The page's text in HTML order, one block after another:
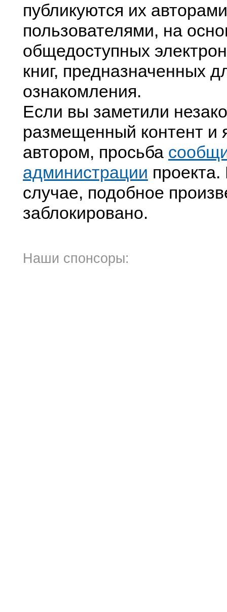
публикуются их
пользователями, на
общедоступных
книг, предназначенных
ознакомления.
Если вы заметили
размещенный контент и
автором, просьба
администрации
случае, подобное
заблокировано.
Наши спонсоры: